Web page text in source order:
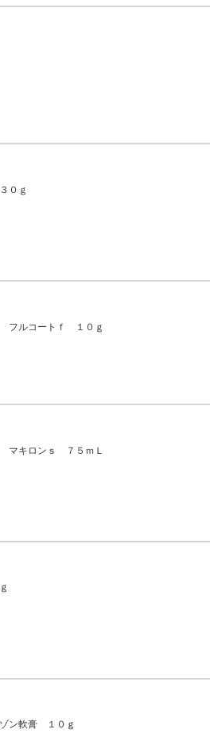
０ｇ
フルコートｆ １０ｇ
マキロンｓ ７５ｍＬ
ン軟膏 １０ｇ